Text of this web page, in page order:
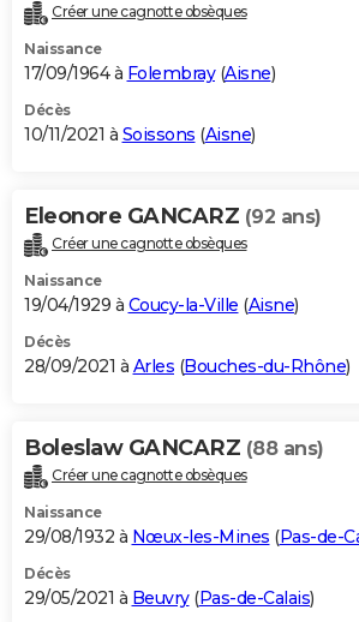
Créer une cagnotte obsèques
Naissance
17/09/1964 à Folembray(Aisne)
Décès
10/11/2021 à Soissons (Aisne)
Eleonore GANCARZ (92 ans)
Créer une cagnotte obsèques
Naissance
19/04/1929 à Coucy-la-Ville (Aisne)
Décès
28/09/2021 à Arles (Bouches-du-Rhône)
Boleslaw GANCARZ (88 ans)
Créer une cagnotte obsèques
Naissance
29/08/1932 à Nœux-les-Mines (Pas-de-
Décès
29/05/2021 à Beuvry(Pas-de-Calais)